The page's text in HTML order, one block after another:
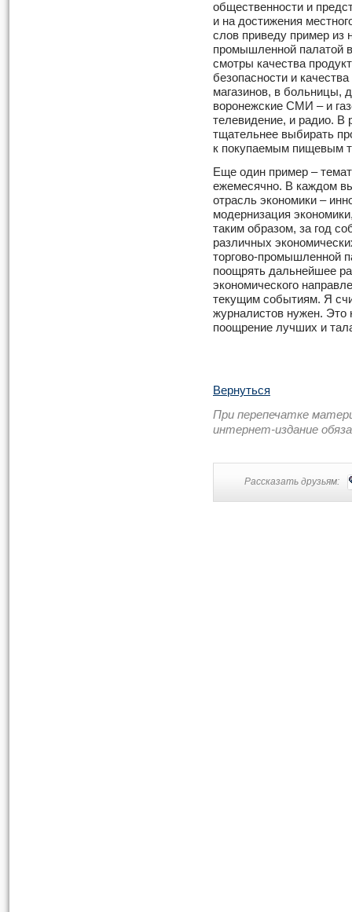
общественности и
и на достижения
слов приведу пример из
промышленной палатой
смотры качества
безопасности и
магазинов, в больницы,
воронежские СМИ – и
телевидение, и радио. В
тщательнее выбирать
к покупаемым пищевым
Еще один пример –
ежемесячно. В каждом
отрасль экономики –
модернизация
таким образом, за год
различных
торгово-промышленной
поощрять дальнейшее
экономического
текущим событиям. Я
журналистов нужен. Это
поощрение лучших и
Вернуться
При перепечатке
интернет-издание
Рассказать друзьям: